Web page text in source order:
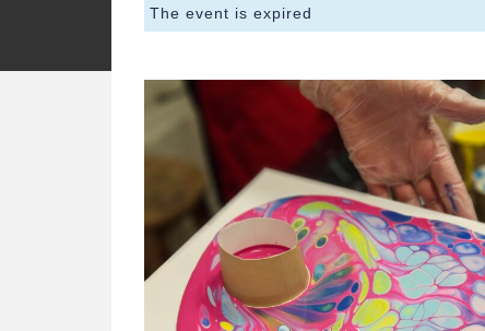
The event is expired